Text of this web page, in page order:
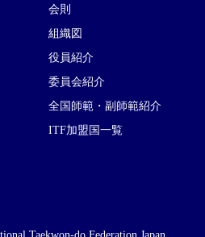
会則
組織図
役員紹介
委員会紹介
全国師範・副師範紹介
ITF加盟国一覧